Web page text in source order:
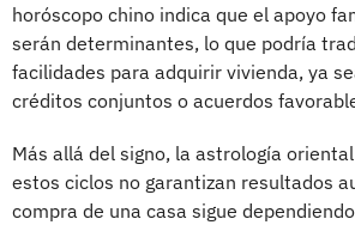
horóscopo chino indica que el apoyo
serán determinantes, lo que podría
facilidades para adquirir vivienda, ya
créditos conjuntos o acuerdos
Más allá del signo, la astrología
estos ciclos no garantizan resultados
compra de una casa sigue